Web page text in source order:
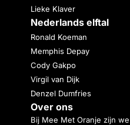
Lieke Klaver
Nederlands elftal
Ronald Koeman
Memphis Depay
Cody Gakpo
Virgil van Dijk
Denzel Dumfries
Over ons
Bij Mee Met Oranje zijn